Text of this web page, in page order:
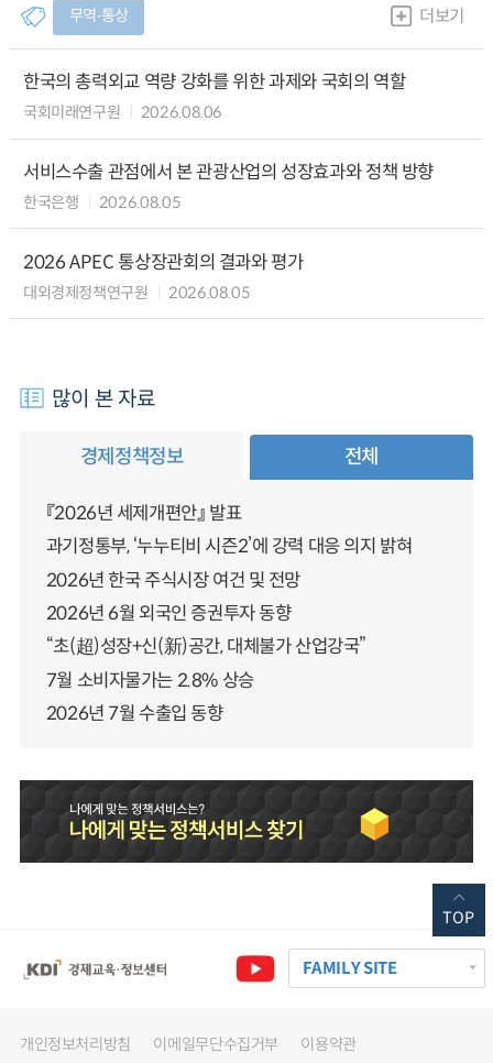
무역∙통상 더보기
한국의 총력외교 역량 강화를 위한 과제와 국회의 역할
국회미래연구원 2026.08.06
서비스수출 관점에서 본 관광산업의 성장효과와 정책 방향
한국은행 2026.08.05
2026 APEC 통상장관회의 결과와 평가
대외경제정책연구원 2026.08.05
많이 본 자료
경제정책정보 전체
『2026년 세제개편안』 발표
과기정통부, ‘누누티비 시즌2’에 강력 대응 의지 밝혀
2026년 한국 주식시장 여건 및 전망
2026년 6월 외국인 증권투자 동향
“초(超)성장+신(新)공간, 대체불가 산업강국”
7월 소비자물가는 2.8% 상승
2026년 7월 수출입 동향
FAMILY SITE
개인정보처리방침 이메일무단수집거부 이용약관
TOP